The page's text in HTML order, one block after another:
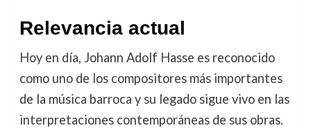
Relevancia actual
Hoy en día, Johann Adolf Hasse es reconocido
como uno de los compositores más importantes
de la música barroca y su legado sigue vivo en las
interpretaciones contemporáneas de sus obras.